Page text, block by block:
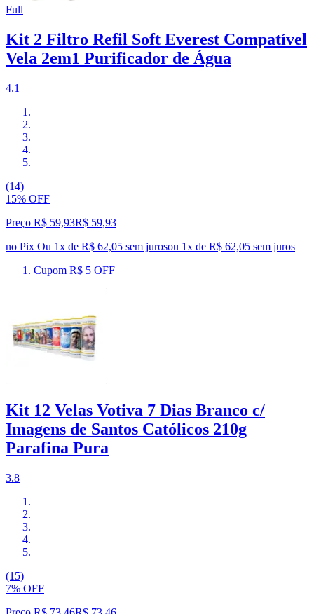
Full
Kit 2 Filtro Refil Soft Everest Compatível
Vela 2em1 Purificador de Água
4.1
(14)
15% OFF
Preço R$ 59,93R$ 59,93
no Pix Ou 1x de R$ 62,05 sem jurosou 1x de R$ 62,05 sem juros
Cupom R$ 5 OFF
Kit 12 Velas Votiva 7 Dias Branco c/
Imagens de Santos Católicos 210g
Parafina Pura
3.8
(15)
7% OFF